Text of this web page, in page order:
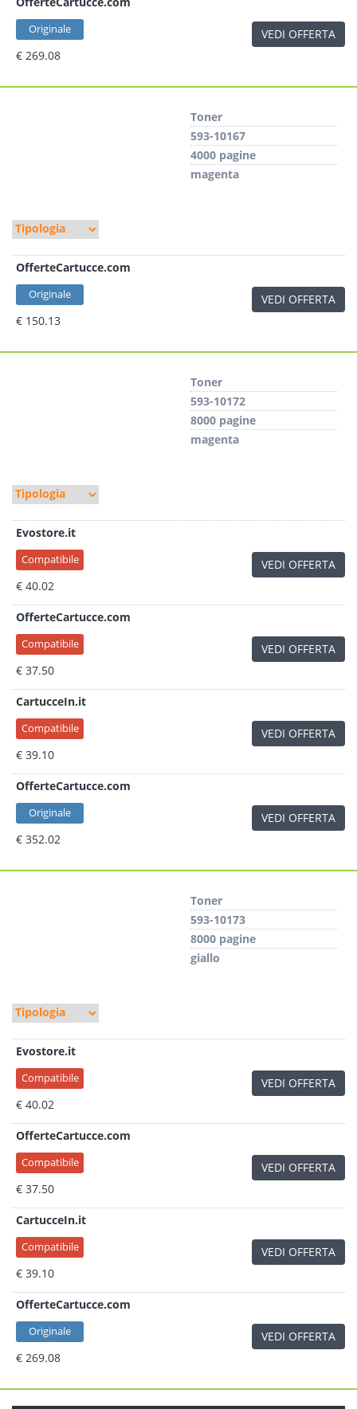
Originale
€ 269.08
VEDI OFFERTA
Toner
593-10167
4000 pagine
magenta
OfferteCartucce.com
Originale
€ 150.13
VEDI OFFERTA
Toner
593-10172
8000 pagine
magenta
Evostore.it
Compatibile
€ 40.02
VEDI OFFERTA
OfferteCartucce.com
Compatibile
€ 37.50
VEDI OFFERTA
CartucceIn.it
Compatibile
€ 39.10
VEDI OFFERTA
OfferteCartucce.com
Originale
€ 352.02
VEDI OFFERTA
Toner
593-10173
8000 pagine
giallo
Evostore.it
Compatibile
€ 40.02
VEDI OFFERTA
OfferteCartucce.com
Compatibile
€ 37.50
VEDI OFFERTA
CartucceIn.it
Compatibile
€ 39.10
VEDI OFFERTA
OfferteCartucce.com
Originale
€ 269.08
VEDI OFFERTA